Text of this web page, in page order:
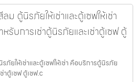
ม ตู้นิรภัยให้เช่าและตู้เซฟให้เช่า
รับการเช่าตู้นิรภัยและเช่าตู้เซฟ ตู้
ภัยให้เช่าและตู้เซฟให้เช่า คือบริการตู้นิรภัย
าตู้เซฟ ตู้เซฟ.c